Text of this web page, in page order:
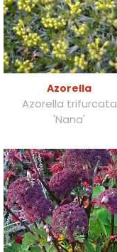
Azorella
Azorella trifurcata
'Nana'